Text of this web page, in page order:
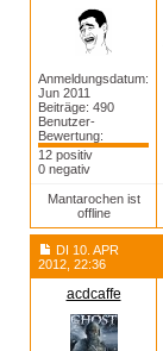
Anmeldungsdatum:
Jun 2011
Beiträge: 490
Benutzer-
Bewertung:
12 positiv
0 negativ
Mantarochen ist
offline
DI 10. APR
2012, 22:36
acdcaffe